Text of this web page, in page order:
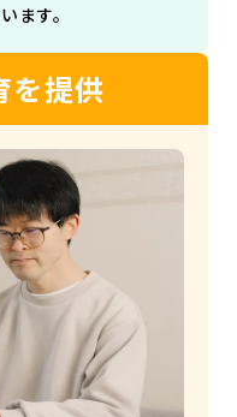
ます。
を提供